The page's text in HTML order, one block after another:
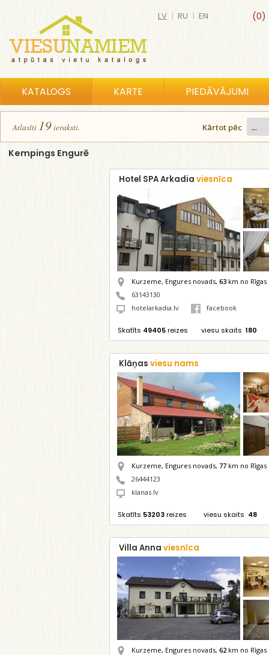
(0)
LV | RU | EN
KATALOGS KARTE PIEDĀVĀJUMI
Atlasīti 19ieraksti. Kārtot pēc
Kempings Engurē
Hotel SPA Arkadia viesnīca
Kurzeme, Engures novads, 63 km no Rīgas
63143130
hotelarkadia.lv
facebook
Skatīts 49405reizes viesu skaits 180
Klāņas viesu nams
Kurzeme, Engures novads, 77 km no Rīgas
26444123
klanas.lv
Skatīts 53203reizes viesu skaits 48
Villa Anna viesnīca
Kurzeme, Engures novads, 62 km no Rīgas